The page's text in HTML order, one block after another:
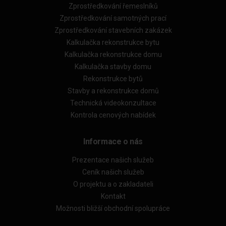
Zprostředkování řemeslníků
Zprostředkování samotných prací
Zprostředkování stavebních zakázek
Kalkulačka rekonstrukce bytu
Kalkulačka rekonstrukce domu
Kalkulačka stavby domu
Rekonstrukce bytů
Stavby a rekonstrukce domů
Technická videokonzultace
Kontrola cenových nabídek
Informace o nás
Prezentace našich služeb
Ceník našich služeb
O projektu a o zakladateli
Kontakt
Možnosti bližší obchodní spolupráce